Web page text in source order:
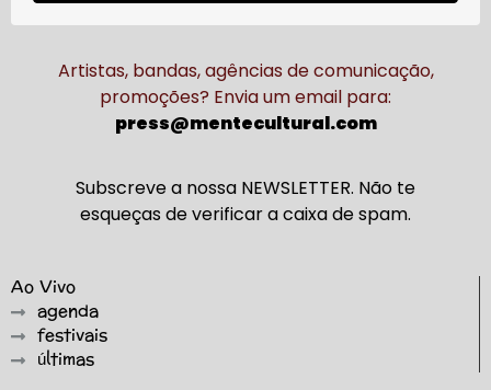
Artistas, bandas, agências de comunicação,
promoções? Envia um email para:
press@mentecultural.com
Subscreve a nossa NEWSLETTER. Não te
esqueças de verificar a caixa de spam.
Ao Vivo
agenda
festivais
últimas